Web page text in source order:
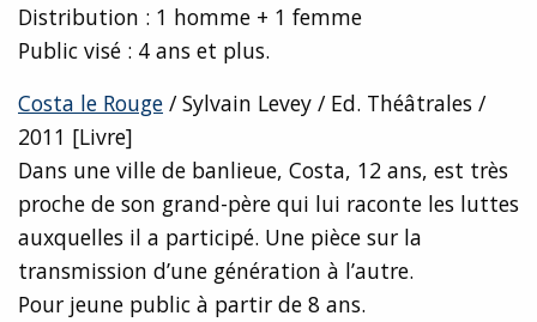
Distribution : 1 homme + 1 femme
Public visé : 4 ans et plus.
Costa le Rouge / Sylvain Levey / Ed. Théâtrales /
2011 [Livre]
Dans une ville de banlieue, Costa, 12 ans, est très
proche de son grand-père qui lui raconte les luttes
auxquelles il a participé. Une pièce sur la
transmission d’une génération à l’autre.
Pour jeune public à partir de 8 ans.